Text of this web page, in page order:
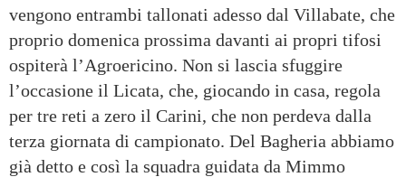
vengono entrambi tallonati adesso dal Villabate, che
proprio domenica prossima davanti ai propri tifosi
ospiterà l’Agroericino. Non si lascia sfuggire
l’occasione il Licata, che, giocando in casa, regola
per tre reti a zero il Carini, che non perdeva dalla
terza giornata di campionato. Del Bagheria abbiamo
già detto e così la squadra guidata da Mimmo